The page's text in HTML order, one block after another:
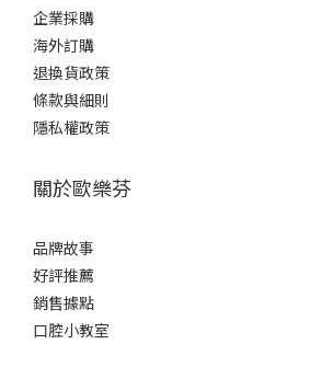
企業採購
海外訂購
退換貨政策
條款與細則
隱私權政策
關於歐樂芬
品牌故事
好評推薦
銷售據點
口腔小教室